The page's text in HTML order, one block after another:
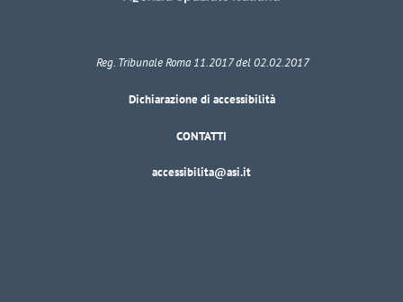
Reg. Tribunale Roma 11.2017 del 02.02.2017
Dichiarazione di accessibilità
CONTATTI
accessibilita@asi.it